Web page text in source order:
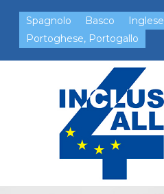
Spagnolo Basco Inglese
Portoghese, Portogallo